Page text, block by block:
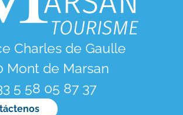
Charles de Gaulle
Mont de Marsan
5 58 05 87 37